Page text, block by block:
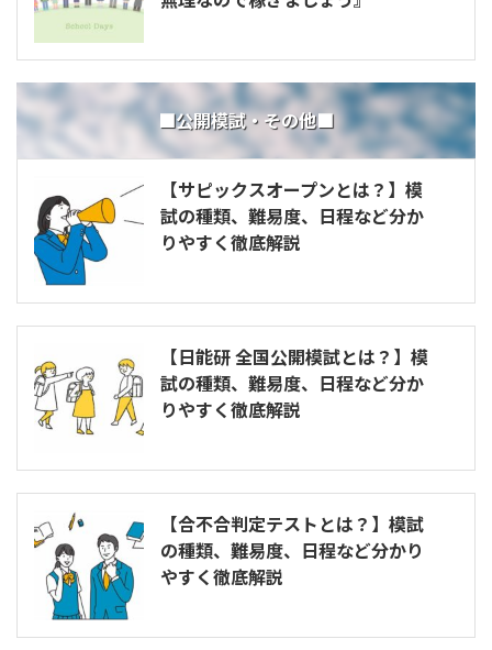
■公開模試・その他■
【サピックスオープンとは？】模
試の種類、難易度、日程など分か
りやすく徹底解説
【日能研 全国公開模試とは？】模
試の種類、難易度、日程など分か
りやすく徹底解説
【合不合判定テストとは？】模試
の種類、難易度、日程など分かり
やすく徹底解説